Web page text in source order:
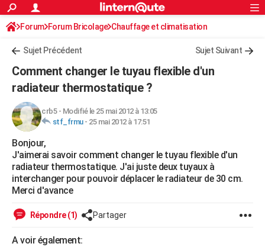
ACTUALITÉS
Politique
Société
Faits Divers
Education
Monde
Villes
+
Programme TV
Streaming
Cinéma
Sorties cinéma
Musique
FINANCE
Retraite
Impôts
Epargne
Immobilier
Risques naturels par ville
Banque
Assurance
Crédit
AUTO
Essais
Réserver un essai
Citadines
Berlines
SUV
Forum auto
HIGH-TECH
Mobiles
Meilleur smartphone
Internet
Ordinateurs
Jeux vidéo
Guide high-tech
+BRICOLAGE
Forum
Aménagement intérieur
Extérieur
Cuisine
Salle de bains
Jardinage
Rangement
WEEK-END
LIFESTYLE
Rechercher
S'inscrire
Connexion
Forum Forum Bricolage Chauffage et climatisation
Sujet Précédent Sujet Suivant
Comment changer le tuyau flexible d'un
radiateur thermostatique ?
crb5- Modifié le 25 mai 2012 à 13:05
stf_frmu- 25 mai 2012 à 17:51
Bonjour,
J'aimerai savoir comment changer le tuyau flexible d'un
radiateur thermostatique. J'ai juste deux tuyaux à
interchanger pour pouvoir déplacer le radiateur de 30 cm.
Merci d'avance
Répondre (1) Partager
A voir également: